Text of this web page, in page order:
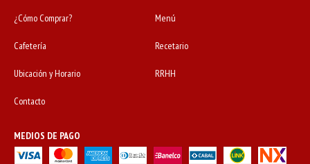
¿Cómo Comprar? Menú
Cafetería Recetario
Ubicación y Horario RRHH
Contacto
MEDIOS DE PAGO